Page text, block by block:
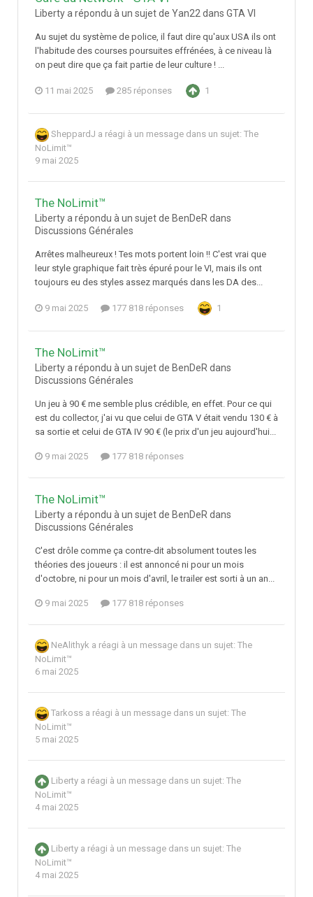
Liberty a répondu à un sujet de Yan22 dans GTA VI
Au sujet du système de police, il faut dire qu'aux USA ils ont
l'habitude des courses poursuites effrénées, à ce niveau là
on peut dire que ça fait partie de leur culture ! ...
11 mai 2025 285 réponses 1
SheppardJ a réagi à un message dans un sujet: The
NoLimit™
9 mai 2025
The NoLimit™
Liberty a répondu à un sujet de BenDeR dans
Discussions Générales
Arrêtes malheureux ! Tes mots portent loin !! C'est vrai que
leur style graphique fait très épuré pour le VI, mais ils ont
toujours eu des styles assez marqués dans les DA des...
9 mai 2025 177 818 réponses 1
The NoLimit™
Liberty a répondu à un sujet de BenDeR dans
Discussions Générales
Un jeu à 90 € me semble plus crédible, en effet. Pour ce qui
est du collector, j'ai vu que celui de GTA V était vendu 130 € à
sa sortie et celui de GTA IV 90 € (le prix d'un jeu aujourd'hui...
9 mai 2025 177 818 réponses
The NoLimit™
Liberty a répondu à un sujet de BenDeR dans
Discussions Générales
C'est drôle comme ça contre-dit absolument toutes les
théories des joueurs : il est annoncé ni pour un mois
d'octobre, ni pour un mois d'avril, le trailer est sorti à un an...
9 mai 2025 177 818 réponses
NeAlithyk a réagi à un message dans un sujet: The
NoLimit™
6 mai 2025
Tarkoss a réagi à un message dans un sujet: The
NoLimit™
5 mai 2025
Liberty a réagi à un message dans un sujet: The
NoLimit™
4 mai 2025
Liberty a réagi à un message dans un sujet: The
NoLimit™
4 mai 2025